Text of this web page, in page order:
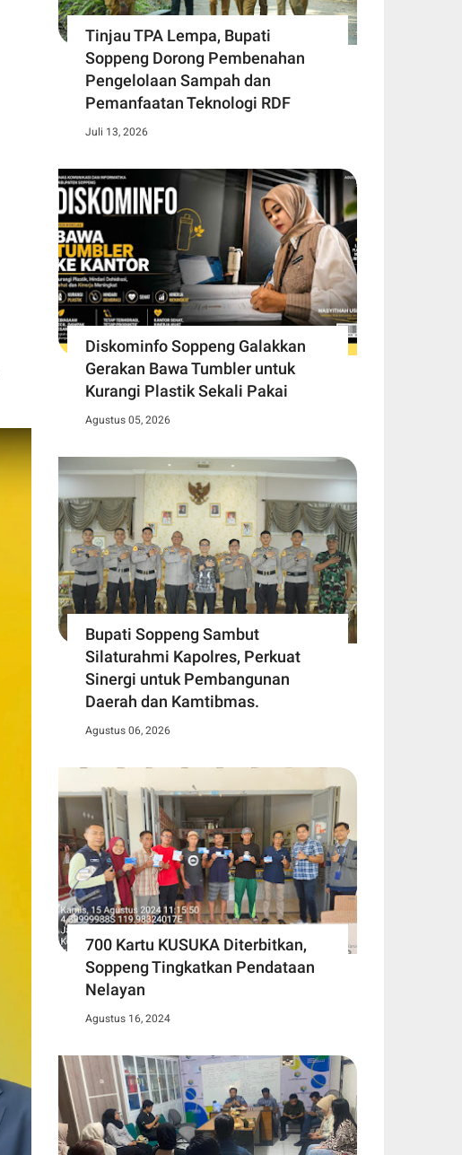
Tinjau TPA Lempa, Bupati
Soppeng Dorong Pembenahan
Pengelolaan Sampah dan
Pemanfaatan Teknologi RDF
Juli 13, 2026
Diskominfo Soppeng Galakkan
Gerakan Bawa Tumbler untuk
Kurangi Plastik Sekali Pakai
Agustus 05, 2026
Bupati Soppeng Sambut
Silaturahmi Kapolres, Perkuat
Sinergi untuk Pembangunan
Daerah dan Kamtibmas.
Agustus 06, 2026
700 Kartu KUSUKA Diterbitkan,
Soppeng Tingkatkan Pendataan
Nelayan
Agustus 16, 2024